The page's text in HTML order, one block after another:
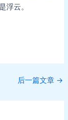
浮云。
后一篇文章 →